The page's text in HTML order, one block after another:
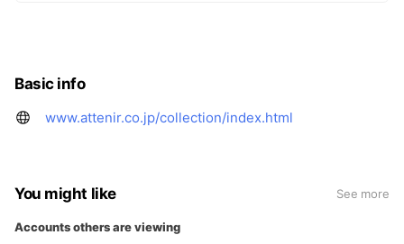
Basic info
www.attenir.co.jp/collection/index.html
You might like See more
Accounts others are viewing